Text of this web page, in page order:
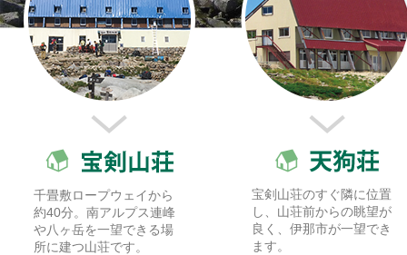
千畳敷ロープウェイから
約40分。南アルプス連峰
や八ヶ岳を一望できる場
所に建つ山荘です。
宝剣山荘のすぐ隣に位置
し、山荘前からの眺望が
良く、伊那市が一望でき
ます。